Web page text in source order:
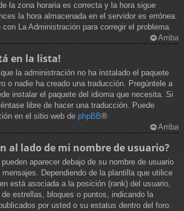
la zona horaria es correcta y la hora sigue
la hora almacenada en el servidor es errónea.
La Administración para corregir el problema.
Arriba
en la lista!
la administración no ha instalado el paquete
o nadie ha creado una traducción. Pregúntele a
instalar el paquete del idioma que necesita. Si
libre de hacer una traducción. Puede
en el sitio web de phpBB®
Arriba
al lado de mi nombre de usuario?
aparecer debajo de su nombre de usuario
Dependiendo de la plantilla que utilice
está asociada a la posición (rank) del usuario,
estrellas, bloques o puntos, indicando la
por usted o su estatus dentro del foro.